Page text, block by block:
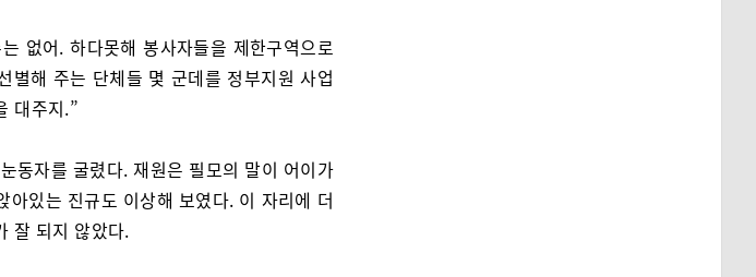
없어. 하다못해 봉사자들을 제한구역으로
별해 주는 단체들 몇 군데를 정부지원 사업
대주지.”
동자를 굴렸다. 재원은 필모의 말이 어이가
있는 진규도 이상해 보였다. 이 자리에 더
잘 되지 않았다.